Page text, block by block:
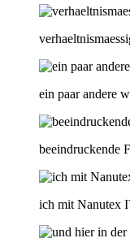
ein paar andere
beeindruckende
ich mit Nanutex